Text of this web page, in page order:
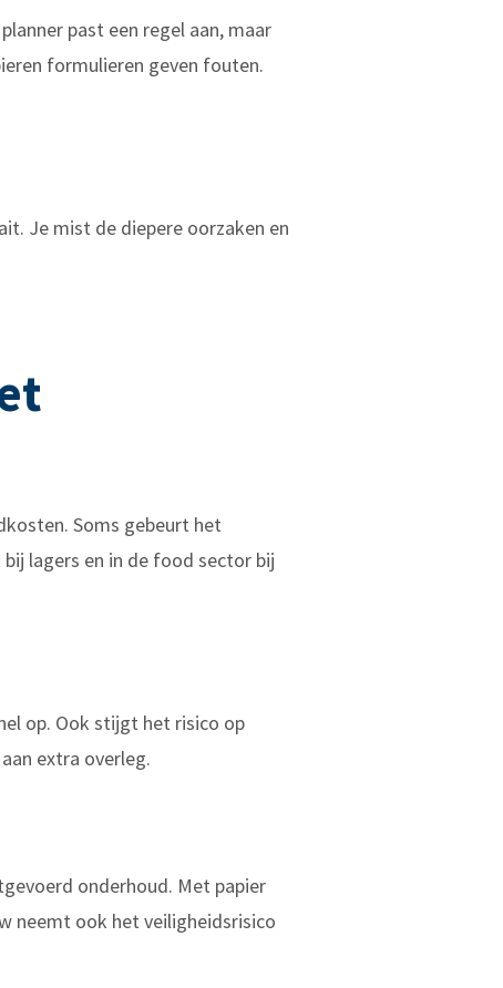
past een regel aan, maar
formulieren geven fouten.
Je mist de diepere oorzaken en
Soms gebeurt het
lagers en in de food sector bij
op. Ook stijgt het risico op
extra overleg.
onderhoud. Met papier
neemt ook het veiligheidsrisico